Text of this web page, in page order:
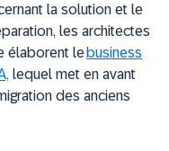
la solution et le
les architectes
élaborent le business
lequel met en avant
des anciens